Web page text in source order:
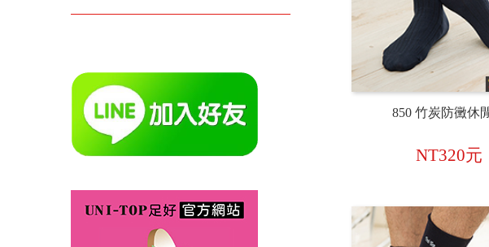
850 竹炭防黴休
NT320元